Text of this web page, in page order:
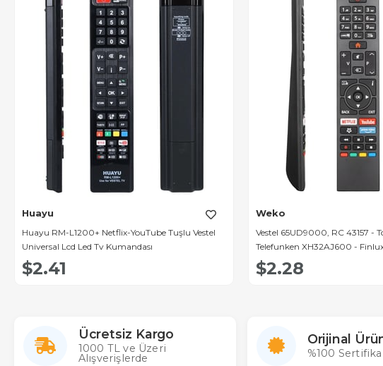
Huayu
Huayu RM-L1200+ Netflix-YouTube Tuşlu Vestel
Universal Lcd Led Tv Kumandası
$2.41
Weko
Vestel 65UD9000, RC 43157 -
Telefunken XH32AJ600 -
Play Tuşlu Lcd-Led Tv Kumanda
$2.28
Ücretsiz Kargo
1000 TL ve Üzeri
Alışverişlerde
Orijinal
%100